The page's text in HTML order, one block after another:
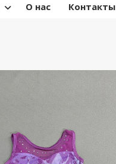
О нас Контакты